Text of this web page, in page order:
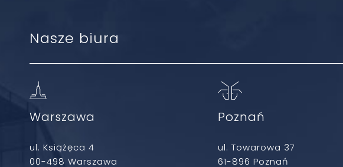
Nasze biura
Warszawa
ul. Książęca 4
00-498 Warszawa
Poznań
ul. Towarowa 37
61-896 Poznań